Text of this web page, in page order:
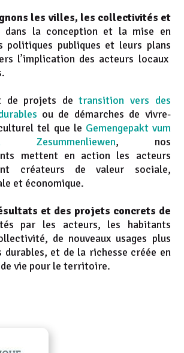
les villes, les collectivités et
dans la conception et la mise en
politiques publiques et leurs plans
l’implication des acteurs locaux
de projets detransition vers des
ou de démarches de vivre-
tel que le Gemengepakt vum
Zesummenliewen, nos
mettent en action les acteurs
créateurs de valeur sociale,
et économique.
et des projets concrets de
par les acteurs, les habitants
de nouveaux usages plus
et de la richesse créée en
vie pour le territoire.